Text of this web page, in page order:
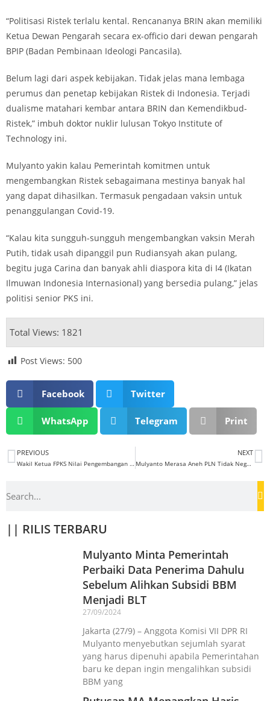
“Politisasi Ristek terlalu kental. Rencananya BRIN akan memiliki
Ketua Dewan Pengarah secara ex-officio dari dewan pengarah
BPIP (Badan Pembinaan Ideologi Pancasila).
Belum lagi dari aspek kebijakan. Tidak jelas mana lembaga
perumus dan penetap kebijakan Ristek di Indonesia. Terjadi
dualisme matahari kembar antara BRIN dan Kemendikbud-
Ristek,” imbuh doktor nuklir lulusan Tokyo Institute of
Technology ini.
Mulyanto yakin kalau Pemerintah komitmen untuk
mengembangkan Ristek sebagaimana mestinya banyak hal
yang dapat dihasilkan. Termasuk pengadaan vaksin untuk
penanggulangan Covid-19.
“Kalau kita sungguh-sungguh mengembangkan vaksin Merah
Putih, tidak usah dipanggil pun Rudiansyah akan pulang,
begitu juga Carina dan banyak ahli diaspora kita di I4 (Ikatan
Ilmuwan Indonesia Internasional) yang bersedia pulang,” jelas
politisi senior PKS ini.
Total Views: 1821
Post Views: 500
Facebook Twitter
WhatsApp Telegram Print
PREVIOUS
Wakil Ketua FPKS Nilai Pengembangan Vaksin Merah Putih Sangat Urgen
NEXT
Mulyanto Merasa Aneh PLN Tidak Negosiasi Ulang Nilai TOP Pembelian Listrik Ke Swasta
|| RILIS TERBARU
Mulyanto Minta Pemerintah
Perbaiki Data Penerima Dahulu
Sebelum Alihkan Subsidi BBM
Menjadi BLT
27/09/2024
Jakarta (27/9) – Anggota Komisi VII DPR RI
Mulyanto menyebutkan sejumlah syarat
yang harus dipenuhi apabila Pemerintahan
baru ke depan ingin mengalihkan subsidi
BBM yang